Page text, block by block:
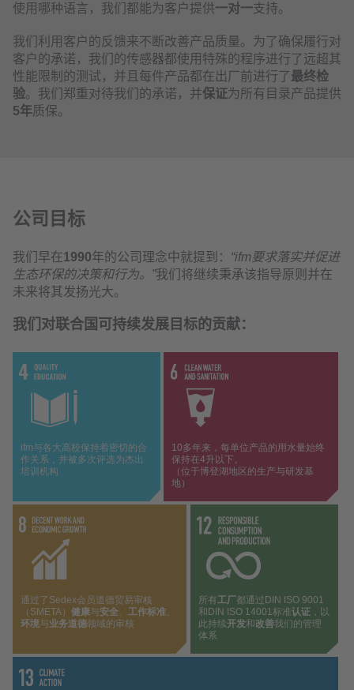
使用哪种语言，我们都能为客户提供一对一支持。
我们利用客户的反馈来不断改善产品质量。为了确保履行对
客户的承诺，我们的传感器都使用特殊的程序进行了远超其
性能限制的测试，并且每件产品都在出厂前进行了最终检
验。我们郑重对待我们的承诺，并保证为所有目录产品提供
5年质保。
公司目标
我们早在1990年的公司理念中就提到： “ifm要求落实并促进
生态环保的决策和行为。”我们将继续秉承该指导原则并在
未来将其发扬光大。
我们对联合国可持续发展目标的贡献：